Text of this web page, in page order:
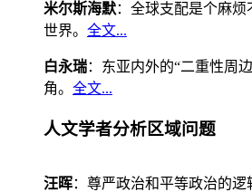
米尔斯海默：全球支配是个麻
世界。 全文...
白永瑞：东亚内外的“二重性周
角。 全文...
人文学者分析区域问题
汪晖：尊严政治和平等政治的